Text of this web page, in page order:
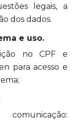
legais, a
dos dados.
e uso.
no CPF e
para acesso e